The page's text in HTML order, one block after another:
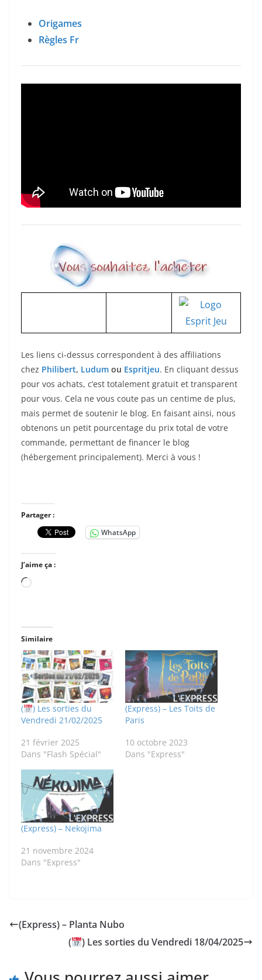
Origames
Règles Fr
Les liens ci-dessus correspondent à des affiliations
chez Philibert, Ludum ou Espritjeu. En cliquant dessus
pour vos achats, c’est totalement gratuit et transparent
pour vous. Cela ne vous coute pas un centime de plus,
mais permet de soutenir le blog. En faisant ainsi, nous
obtenons un petit pourcentage du prix total de votre
commande, permettant de financer le blog
(hébergement principalement). Merci à vous !
Partager :
WhatsApp
J’aime ça :
Chargement…
Similaire
(
) Les sorties du
Vendredi 21/02/2025
21 février 2025
Dans "Flash Spécial"
(Express) – Les Toits de
Paris
10 octobre 2023
Dans "Express"
(Express) – Nekojima
21 novembre 2024
Dans "Express"
(Express) – Planta Nubo
(
) Les sorties du Vendredi 18/04/2025